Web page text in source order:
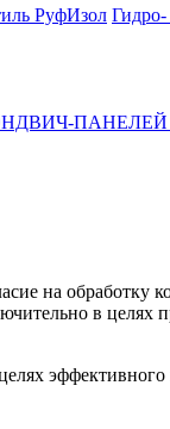
РуфИзол
на
в целях
эффективного